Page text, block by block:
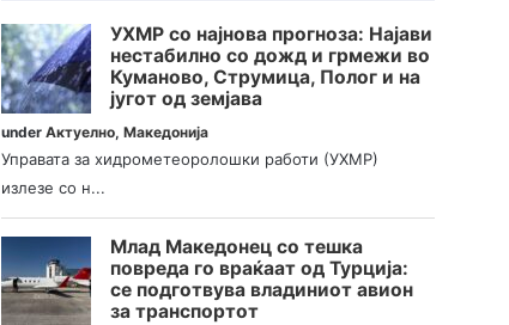
УХМР со најнова прогноза: Најави
нестабилно со дожд и грмежи во
Куманово, Струмица, Полог и на
југот од земјава
underАктуелно,Македонија
Управата за хидрометеоролошки работи (УХМР)
излезе со н...
Млад Македонец со тешка
повреда го враќаат од Турција:
се подготвува владиниот авион
за транспортот